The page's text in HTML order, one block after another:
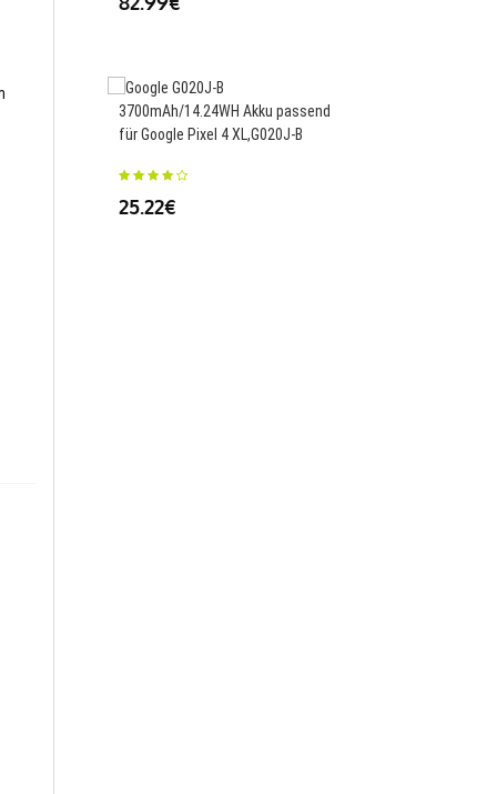
3700mAh/14.24WH Akku passend
für Google Pixel 4 XL,G020J-B
25.22€